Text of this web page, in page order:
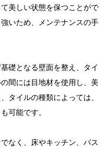
美しい状態を保つことがで
いため、メンテナンスの手
礎となる壁面を整え、タイ
間には目地材を使用し、美
タイルの種類によっては、
可能です。
なく、床やキッチン、バス